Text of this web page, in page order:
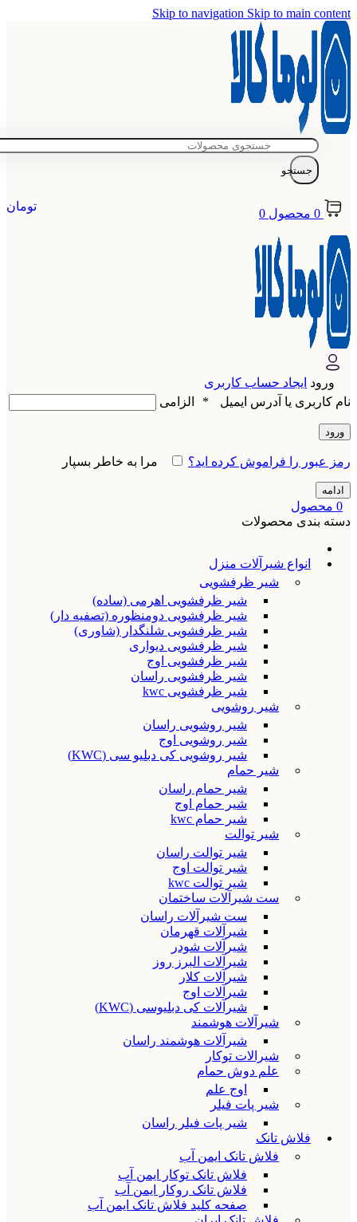
Skip to navigation Skip to main content
جستجو
0 محصول 0
تومان
ورود ایجاد حساب کاربری
نام کاربری یا آدرس ایمیل
* الزامی
ورود
رمز عبور را فراموش کرده اید؟ مرا به خاطر بسپار
ادامه
0 محصول
دسته بندی محصولات
انواع شیرآلات منزل
شیر ظرفشویی
شیر ظرفشویی اهرمی (ساده)
شیر ظرفشویی دومنظوره (تصفیه دار)
شیر ظرفشویی شلنگدار (شاوری)
شیر ظرفشویی دیواری
شیر ظرفشویی اوج
شیر ظرفشویی راسان
شیر ظرفشویی kwc
شیر روشویی
شیر روشویی راسان
شیر روشویی اوج
شیر روشویی کی دبلیو سی (KWC)
شیر حمام
شیر حمام راسان
شیر حمام اوج
شیر حمام kwc
شیر توالت
شیر توالت راسان
شیر توالت اوج
شیر توالت kwc
ست شیرآلات ساختمان
ست شیرآلات راسان
شیرآلات قهرمان
شیرآلات شودر
شیرآلات البرز روز
شیرآلات کلار
شیرآلات اوج
شیرآلات کی دبلیوسی (KWC)
شیرآلات هوشمند
شیرآلات هوشمند راسان
شیرالات توکار
علم دوش حمام
اوج علم
شیر پات فیلر
شیر پات فیلر راسان
فلاش تانک
فلاش تانک ایمن آب
فلاش تانک توکار ایمن آب
فلاش تانک روکار ایمن آب
صفحه کلید فلاش تانک ایمن آب